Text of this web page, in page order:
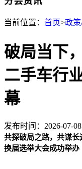
当前位置： 首页>政
破局当下
二手车行
幕
发布时间：2026-07-
共探破局之路，共谋
换届选举大会成功举办